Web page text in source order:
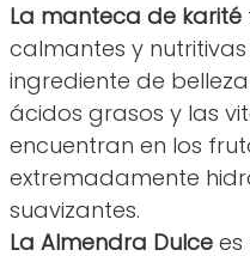
La manteca de karité
calmantes y
ingrediente de
ácidos grasos y las
encuentran en los
extremadamente
suavizantes.
La Almendra Dulce